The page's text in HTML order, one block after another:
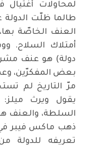
لمحاولات أغتيال
طالما ظلّت
العنف الخاصّة
أمتلاك السلاح.
دولة) هو عنف
بعض المفكرّين،
مرّ التاريخ لم
يقول ويرث
السلطة، والعنف
ذهب ماكس فيبر
تعريفه للدولة